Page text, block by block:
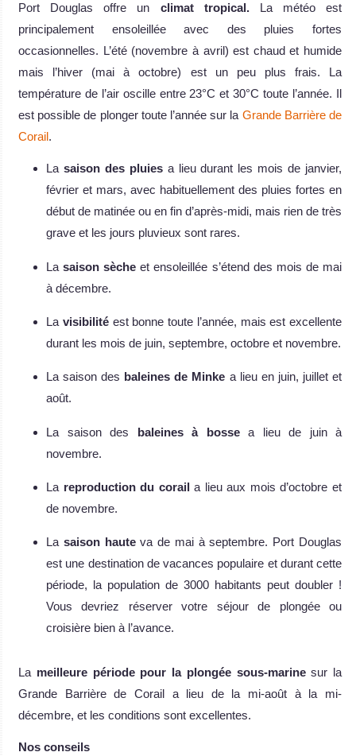
Port Douglas offre un climat tropical.La météo est
principalement ensoleillée avec des pluies fortes
occasionnelles. L’été (novembre à avril) est chaud et humide
mais l’hiver (mai à octobre) est un peu plus frais. La
température de l’air oscille entre 23°C et 30°C toute l’année. Il
est possible de plonger toute l’année sur la Grande Barrière de
Corail.
La saison des pluiesa lieu durant les mois de janvier,
février et mars, avec habituellement des pluies fortes en
début de matinée ou en fin d’après-midi, mais rien de très
grave et les jours pluvieux sont rares.
Lasaison sèche et ensoleillée s’étend des mois de mai
à décembre.
La visibilitéest bonne toute l’année, mais est excellente
durant les mois de juin, septembre, octobre et novembre.
La saison des baleines de Minke a lieu en juin, juillet et
août.
La saison des baleines à bossea lieu de juin à
novembre.
La reproduction du coraila lieu aux mois d’octobre et
de novembre.
La saison hauteva de mai à septembre. Port Douglas
est une destination de vacances populaire et durant cette
période, la population de 3000 habitants peut doubler !
Vous devriez réserver votre séjour de plongée ou
croisière bien à l’avance.
La meilleure période pour la plongée sous-marinesur la
Grande Barrière de Corail a lieu de la mi-août à la mi-
décembre, et les conditions sont excellentes.
Nos conseils